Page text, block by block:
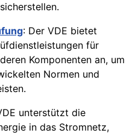
: Der VDE bietet
für
Komponenten an, um
Normen und
unterstützt die
in das Stromnetz,